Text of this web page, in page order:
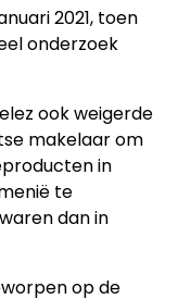
2021, toen
onderzoek
ook weigerde
makelaar om
in
te
dan in
op de